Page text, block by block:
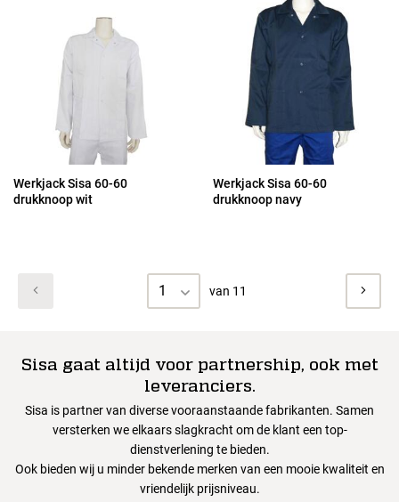
Werkjack Sisa 60-60
drukknoop wit
Werkjack Sisa 60-60
drukknoop navy
1 van 11
Sisa gaat altijd voor partnership, ook met
leveranciers.
Sisa is partner van diverse vooraanstaande fabrikanten. Samen
versterken we elkaars slagkracht om de klant een top-
dienstverlening te bieden.
Ook bieden wij u minder bekende merken van een mooie kwaliteit en
vriendelijk prijsniveau.